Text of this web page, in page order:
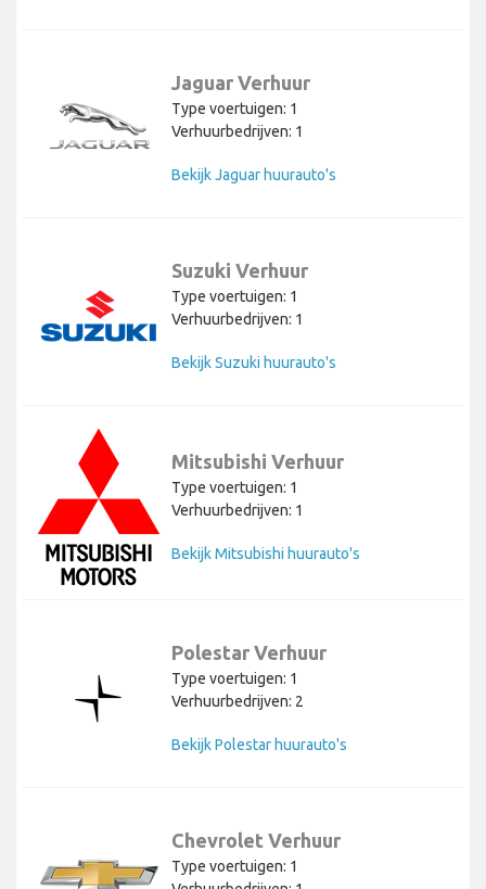
Jaguar Verhuur
Type voertuigen: 1
Verhuurbedrijven: 1
Bekijk Jaguar huurauto's
Suzuki Verhuur
Type voertuigen: 1
Verhuurbedrijven: 1
Bekijk Suzuki huurauto's
Mitsubishi Verhuur
Type voertuigen: 1
Verhuurbedrijven: 1
Bekijk Mitsubishi huurauto's
Polestar Verhuur
Type voertuigen: 1
Verhuurbedrijven: 2
Bekijk Polestar huurauto's
Chevrolet Verhuur
Type voertuigen: 1